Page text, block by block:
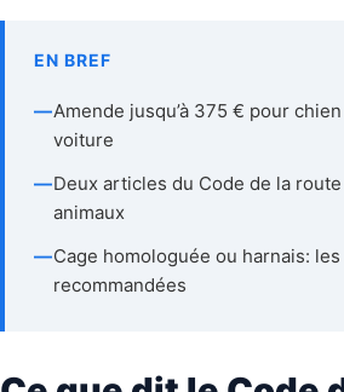
EN BREF
—Amende jusqu’à 375 € pour
voiture
—Deux articles du Code de la route
animaux
—Cage homologuée ou harnais:
recommandées